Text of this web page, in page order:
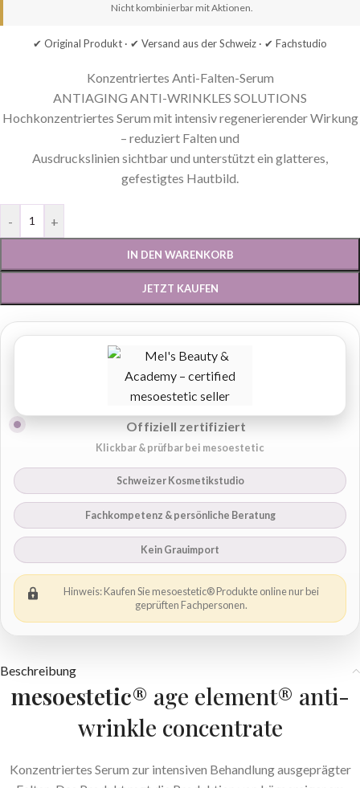
Nicht kombinierbar mit Aktionen.
✔ Original Produkt · ✔ Versand aus der Schweiz · ✔ Fachstudio
Konzentriertes Anti-Falten-Serum
ANTIAGING ANTI-WRINKLES SOLUTIONS
Hochkonzentriertes Serum mit intensiv regenerierender Wirkung
– reduziert Falten und
Ausdruckslinien sichtbar und unterstützt ein glatteres,
gefestigtes Hautbild.
- +
IN DEN WARENKORB
JETZT KAUFEN
Offiziell zertifiziert
Klickbar & prüfbar bei mesoestetic
Schweizer Kosmetikstudio
Fachkompetenz & persönliche Beratung
Kein Grauimport
Hinweis: Kaufen Sie mesoestetic® Produkte online nur bei
geprüften Fachpersonen.
Beschreibung
mesoestetic® age element® anti-
wrinkle concentrate
Konzentriertes Serum zur intensiven Behandlung ausgeprägter